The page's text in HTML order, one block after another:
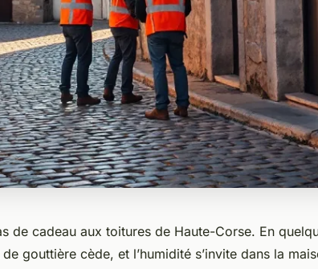
de cadeau aux toitures de Haute-Corse. En
gouttière cède, et l’humidité s’invite dans la